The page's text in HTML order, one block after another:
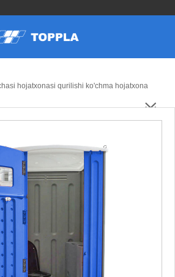
hojatxonasi qurilishi ko'chma hojatxona